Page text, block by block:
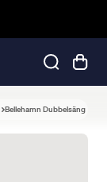
Bellehamn Dubbelsäng